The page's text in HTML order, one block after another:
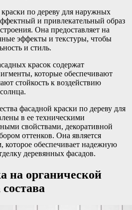
по дереву для наружных
и привлекательный образ
Она предоставляет на
эффекты и текстуры, чтобы
и стиль.
красок содержат
которые обеспечивают
стойкость к воздействию
фасадной краски по дереву для
в ее техническими
свойствами, декоративной
оттенков. Она является
которое обеспечивает надежную
деревянных фасадов.
на органической